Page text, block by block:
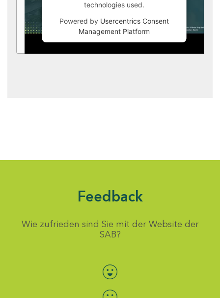
technologies used.
Powered by Usercentrics Consent
Management Platform
Feedback
Wie zufrieden sind Sie mit der Website der
SAB?
Bewertung auswählen